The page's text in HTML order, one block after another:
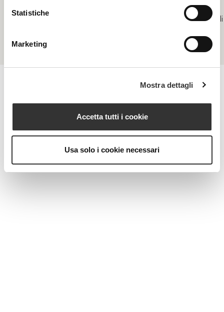
Statistiche
Marketing
Mostra dettagli
Accetta tutti i cookie
Usa solo i cookie necessari
Trattamento di igiene estetica all’Ozono, specifico
MAGAZINE